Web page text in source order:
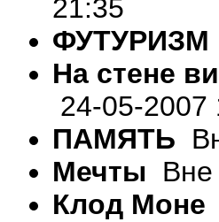
21:35
ФУТУРИЗМ
На стене
24-05-2007
ПАМЯТЬ
Мечты Вне
Клод Моне